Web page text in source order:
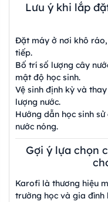
Lưu ý khi lắp
Đặt máy ở nơi khô
tiếp.
Bố trí số lượng cây
mật độ học sinh.
Vệ sinh định kỳ và
lượng nước.
Hướng dẫn học sinh
nước nóng.
Gợi ý lựa chọn
Karofi là thương hiệu
trường học và gia đình